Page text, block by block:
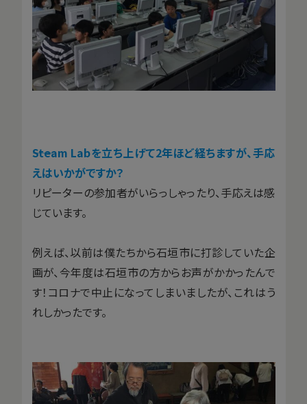
――Steam Labを立ち上げて2年ほど経ちますが、手応
えはいかがですか？
リピーターの参加者がいらっしゃったり、手応えは感
じています。
例えば、以前は僕たちから石垣市に打診していた企
画が、今年度は石垣市の方からお声がかかったんで
す！コロナで中止になってしまいましたが、これはう
れしかったです。